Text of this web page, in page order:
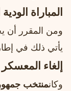
المباراة
ومن المقرر أن
يأتي ذلك في
إلغاء
وكانمنتخب